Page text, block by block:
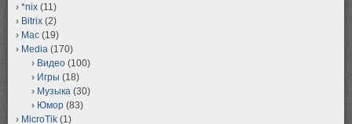
*nix (11)
Bitrix (2)
Mac (19)
Media (170)
Видео (100)
Игры (18)
Музыка (30)
Юмор (83)
MicroTik (1)